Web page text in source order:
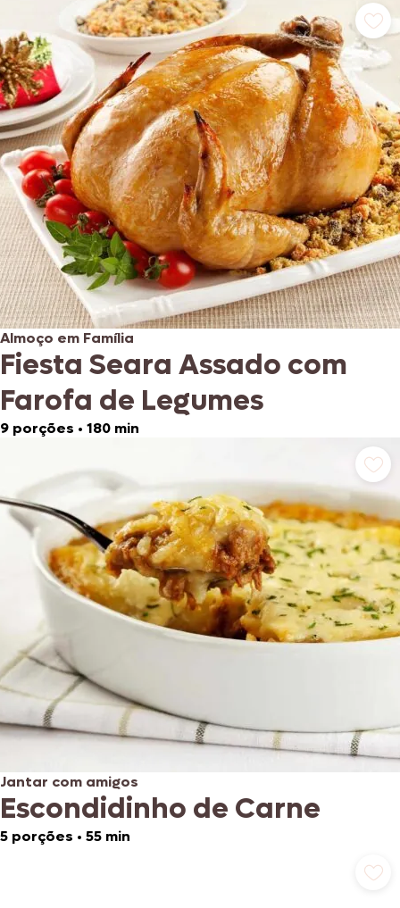
Almoço em Família
Fiesta Seara Assado com
Farofa de Legumes
9 porções • 180 min
Jantar com amigos
Escondidinho de Carne
5 porções • 55 min